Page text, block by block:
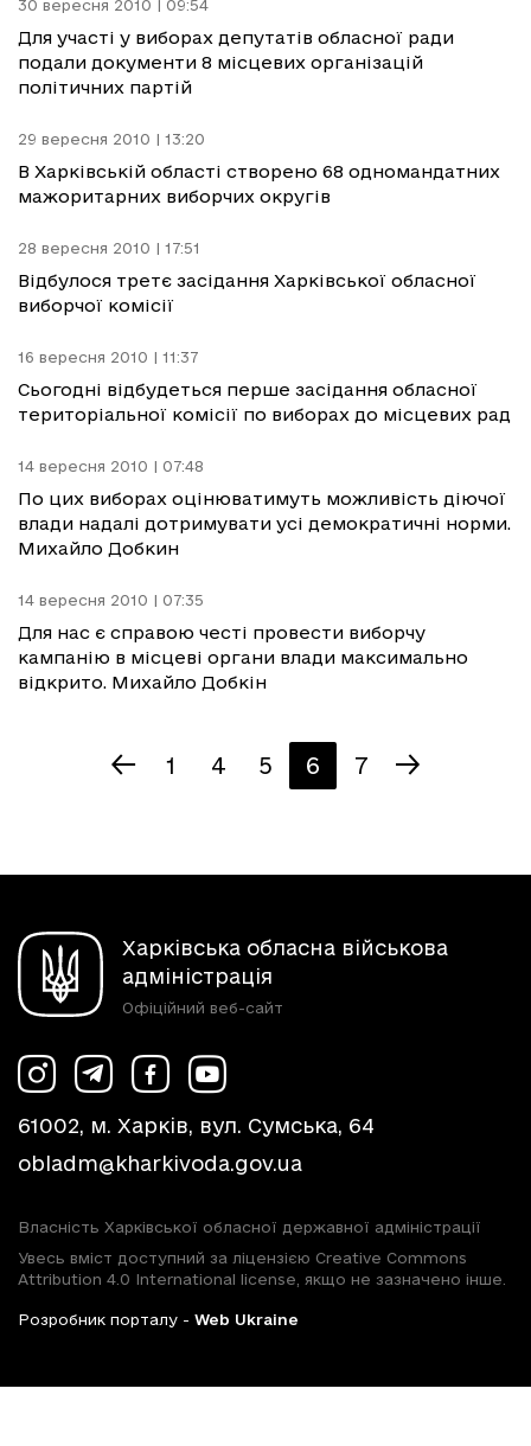
30 вересня 2010 | 09:54
Для участі у виборах депутатів обласної ради
подали документи 8 місцевих організацій
політичних партій
29 вересня 2010 | 13:20
В Харківській області створено 68 одномандатних
мажоритарних виборчих округів
28 вересня 2010 | 17:51
Відбулося третє засідання Харківської обласної
виборчої комісії
16 вересня 2010 | 11:37
Сьогодні відбудеться перше засідання обласної
територіальної комісії по виборах до місцевих рад
14 вересня 2010 | 07:48
По цих виборах оцінюватимуть можливість діючої
влади надалі дотримувати усі демократичні норми.
Михайло Добкин
14 вересня 2010 | 07:35
Для нас є справою честі провести виборчу
кампанію в місцеві органи влади максимально
відкрито. Михайло Добкін
1 4 5 6 7
Харківська обласна військова
адміністрація
Офіційний веб-сайт
61002, м. Харків, вул. Сумська, 64
obladm@kharkivoda.gov.ua
Власність Харківської обласної державної адміністрації
Увесь вміст доступний за ліцензією Creative Commons
Attribution 4.0 International license, якщо не зазначено інше.
Розробник порталу - Web Ukraine